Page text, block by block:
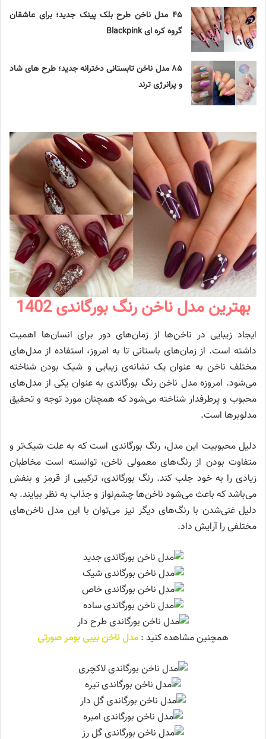
۴۵ مدل ناخن طرح بلک پینک جدید؛ برای عاشقان
گروه کره ای Blackpink
۸۵ مدل ناخن تابستانی دخترانه جدید؛ طرح های شاد
و پرانرژی ترند
بهترین مدل ناخن رنگ بورگاندی 1402
ایجاد زیبایی در ناخن‌ها از زمان‌های دور برای انسان‌ها اهمیت
داشته است. از زمان‌های باستانی تا به امروز، استفاده از مدل‌های
مختلف ناخن به عنوان یک نشانه‌ی زیبایی و شیک بودن شناخته
می‌شود. امروزه مدل ناخن رنگ بورگاندی به عنوان یکی از مدل‌های
محبوب و پرطرفدار شناخته می‌شود که همچنان مورد توجه و تحقیق
مد‌لوبرها است.
دلیل محبوبیت این مدل، رنگ بورگاندی است که به علت شیک‌تر و
متفاوت بودن از رنگ‌های معمولی ناخن، توانسته است مخاطبان
زیادی را به خود جلب کند. رنگ بورگاندی، ترکیبی از قرمز و بنفش
می‌باشد که باعث می‌شود ناخن‌ها چشم‌نواز و جذاب به نظر بیایند. به
دلیل غنی‌شدن با رنگ‌های دیگر نیز می‌توان با این مدل ناخن‌های
مختلفی را آرایش داد.
همچنین مشاهده کنید : مدل ناخن بیبی بومر صورتی